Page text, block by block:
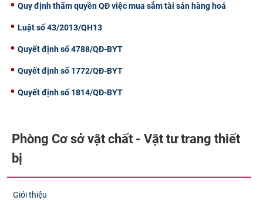
Quy định thẩm quyền QĐ việc mua sắm tài sản hàng hoá
Luật số 43/2013/QH13
Quyết định số 4788/QĐ-BYT
Quyết định số 1772/QĐ-BYT
Quyết định số 1814/QĐ-BYT
Phòng Cơ sở vật chất - Vật tư trang thiết
bị
Giới thiệu